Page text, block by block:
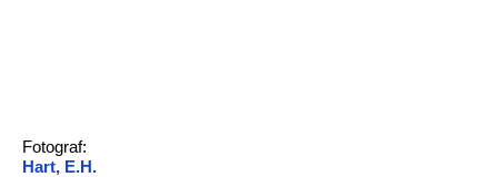
Fotograf:
Hart, E.H.